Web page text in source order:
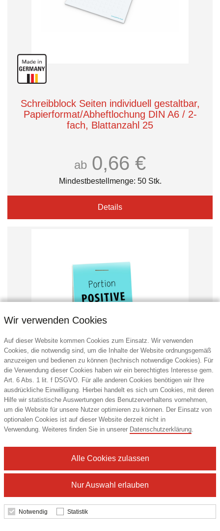
Schreibblock Seiten individuell gestaltbar,
Papierformat/Abheftlochung DIN A6 / 2-
fach, Blattanzahl 25
ab 0,66 €
Mindestbestellmenge: 50 Stk.
Details
Naschtasche Smileys
ab 0,95 €
Mindestbestellmenge: 500 Stk.
Wir verwenden Cookies
Auf dieser Website kommen Cookies zum Einsatz. Wir verwenden
Cookies, die notwendig sind, um die Inhalte der Website ordnungsgemäß
anzuzeigen und bedienen zu können (technisch notwendige Cookies). Für
die Verwendung dieser Cookies haben wir ein berechtigtes Interesse gem.
Art. 6 Abs. 1 lit. f DSGVO. Für alle anderen Cookies benötigen wir Ihre
ausdrückliche Einwilligung. Hierbei handelt es sich um Cookies, mit deren
Hilfe wir statistische Auswertungen des Benutzerverhaltens vornehmen,
um die Website für unsere Nutzer optimieren zu können. Der Einsatz von
optionalen Cookies ist auf dieser Website derzeit nicht in
Verwendung. Weiteres finden Sie in unserer Datenschutzerklärung.
Nur Auswahl erlauben
Alle Cookies zulassen
Notwendig Statistik